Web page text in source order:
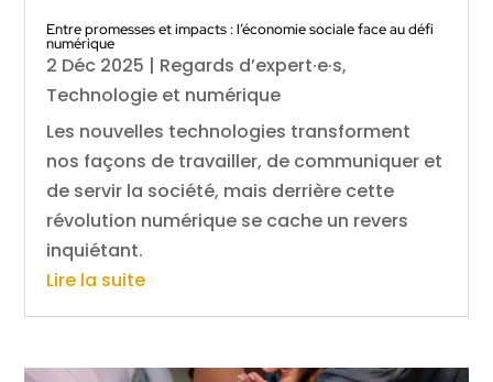
Entre promesses et impacts : l’économie sociale face au défi
numérique
2 Déc 2025 | Regards d’expert·e·s,
Technologie et numérique
Les nouvelles technologies transforment
nos façons de travailler, de communiquer et
de servir la société, mais derrière cette
révolution numérique se cache un revers
inquiétant.
Lire la suite